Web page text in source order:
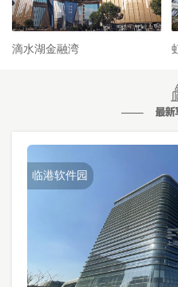
滴水湖金融湾
临港软件园